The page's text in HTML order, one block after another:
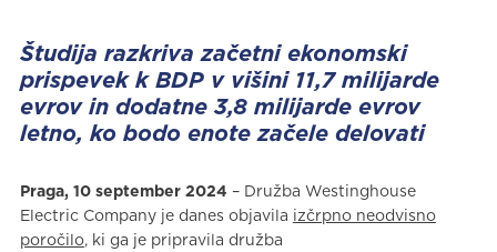
Študija razkriva začetni ekonomski
prispevek k BDP v višini 11,7 milijarde
evrov in dodatne 3,8 milijarde evrov
letno, ko bodo enote začele delovati
Praga, 10 september 2024 – Družba Westinghouse
Electric Company je danes objavila izčrpno neodvisno
poročilo, ki ga je pripravila družba